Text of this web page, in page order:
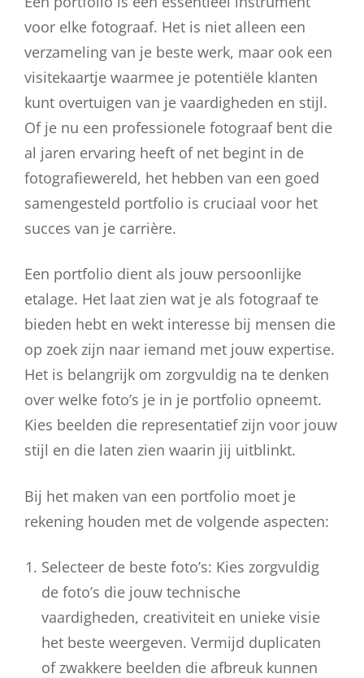
voor elke fotograaf. Het is niet alleen een
verzameling van je beste werk, maar ook een
visitekaartje waarmee je potentiële klanten
kunt overtuigen van je vaardigheden en stijl.
Of je nu een professionele fotograaf bent die
al jaren ervaring heeft of net begint in de
fotografiewereld, het hebben van een goed
samengesteld portfolio is cruciaal voor het
succes van je carrière.
Een portfolio dient als jouw persoonlijke
etalage. Het laat zien wat je als fotograaf te
bieden hebt en wekt interesse bij mensen die
op zoek zijn naar iemand met jouw expertise.
Het is belangrijk om zorgvuldig na te denken
over welke foto’s je in je portfolio opneemt.
Kies beelden die representatief zijn voor jouw
stijl en die laten zien waarin jij uitblinkt.
Bij het maken van een portfolio moet je
rekening houden met de volgende aspecten:
Selecteer de beste foto’s: Kies zorgvuldig
de foto’s die jouw technische
vaardigheden, creativiteit en unieke visie
het beste weergeven. Vermijd duplicaten
of zwakkere beelden die afbreuk kunnen